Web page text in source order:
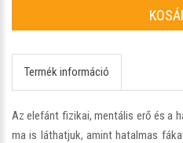
Termék információ
Az elefánt fizikai, mentális erő és a
ma is láthatjuk, amint hatalmas